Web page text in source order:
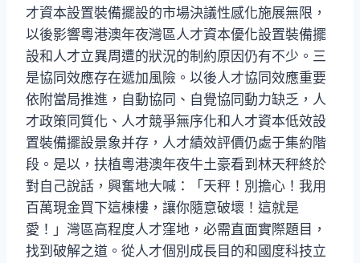
才資本設置裝備擺設的市場決議性感化施展無限，
以後影響粵港澳年夜灣區人才資本優化設置裝備擺
設和人才立異周遭的狀況的制約原因仍有不少。三
是協同效應存在遞加風險。以後人才協同效應重要
依附當局推進，自動協同、自覺協同動力缺乏，人
才政策同質化、人才競爭無序化和人才資本低效設
置裝備擺設景象并存，人才績效評價仍處于集約階
段。是以，扶植粵港澳年夜牛土豪看到林天秤終於
對自己說話，興奮地大喊：「天秤！別擔心！我用
百萬現金買下這棟樓，讓你隨意破壞！這就是
愛！」灣區高程度人才窪地，必需直面實際題目，
找到破解之道。從人才個別成長目的和國度科技立